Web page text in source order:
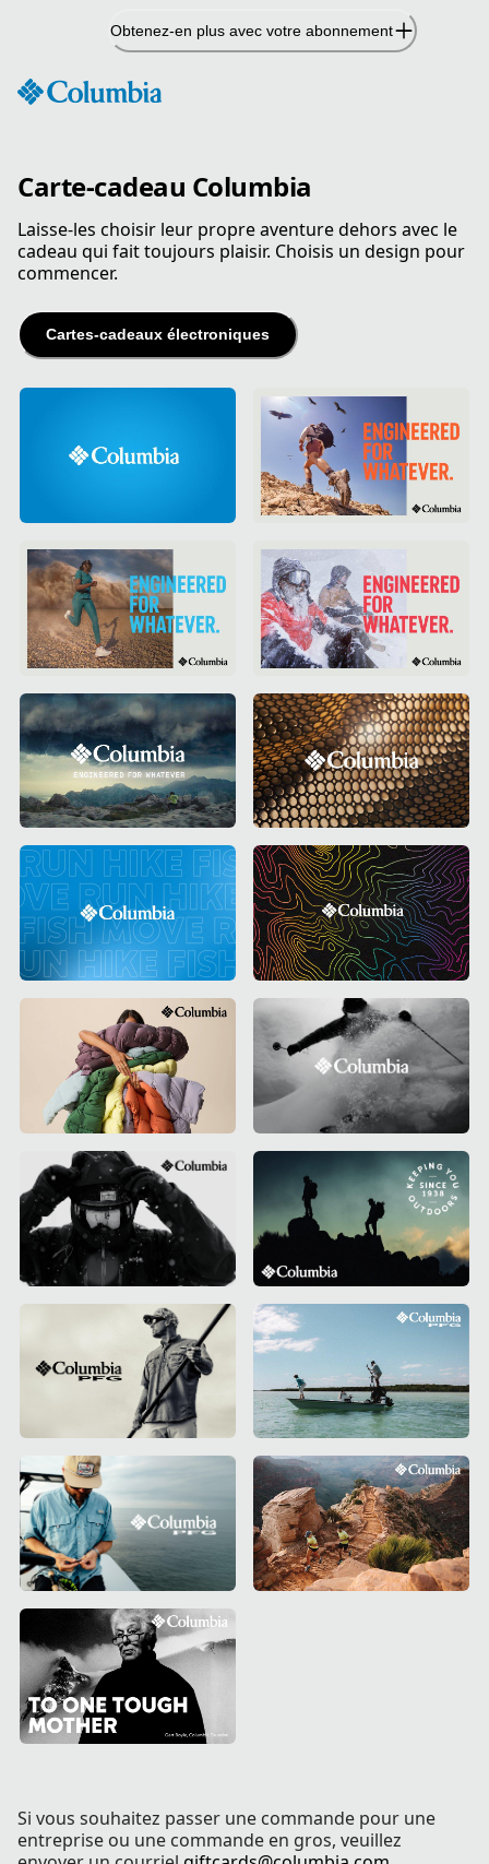
Obtenez-en plus avec votre abonnement
Carte-cadeau Columbia
Laisse-les choisir leur propre aventure dehors avec le
cadeau qui fait toujours plaisir. Choisis un design pour
commencer.
Cartes‑cadeaux électroniques
Si vous souhaitez passer une commande pour une
entreprise ou une commande en gros, veuillez